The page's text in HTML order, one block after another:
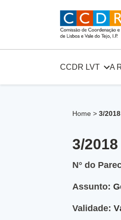
CCDR LVT A
Home > 3/2018
3/2018
N° do
Assunto:
Validade: